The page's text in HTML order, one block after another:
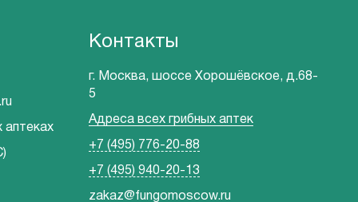
аптеках
Контакты
г. Москва, шоссе Хорошёвское, д.68-
5
Адреса всех грибных аптек
+7 (495) 776-20-88
+7 (495) 940-20-13
zakaz@fungomoscow.ru